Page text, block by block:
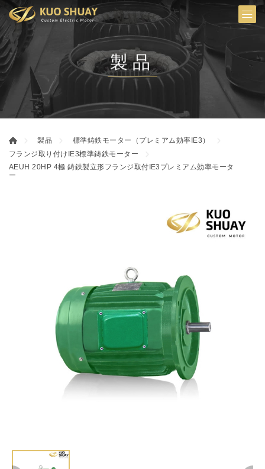
製品
製品
標準鋳鉄モーター（プレミアム効率IE3）
フランジ取り付けIE3標準鋳鉄モーター
AEUH 20HP 4極 鋳鉄製立形フランジ取付IE3プレミアム効率モータ
ー